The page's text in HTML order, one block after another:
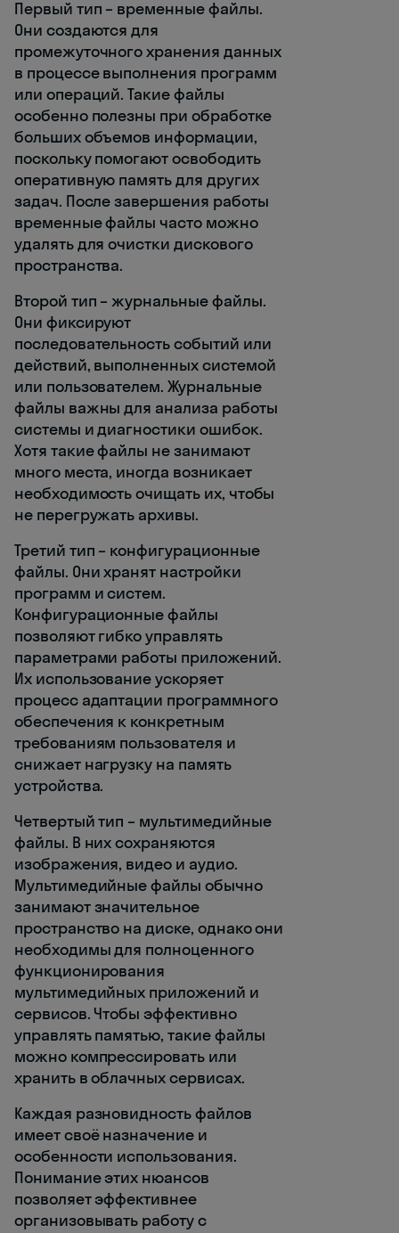
Первый тип – временные файлы.
Они создаются для
промежуточного хранения данных
в процессе выполнения программ
или операций. Такие файлы
особенно полезны при обработке
больших объемов информации,
поскольку помогают освободить
оперативную память для других
задач. После завершения работы
временные файлы часто можно
удалять для очистки дискового
пространства.
Второй тип – журнальные файлы.
Они фиксируют
последовательность событий или
действий, выполненных системой
или пользователем. Журнальные
файлы важны для анализа работы
системы и диагностики ошибок.
Хотя такие файлы не занимают
много места, иногда возникает
необходимость очищать их, чтобы
не перегружать архивы.
Третий тип – конфигурационные
файлы. Они хранят настройки
программ и систем.
Конфигурационные файлы
позволяют гибко управлять
параметрами работы приложений.
Их использование ускоряет
процесс адаптации программного
обеспечения к конкретным
требованиям пользователя и
снижает нагрузку на память
устройства.
Четвертый тип – мультимедийные
файлы. В них сохраняются
изображения, видео и аудио.
Мультимедийные файлы обычно
занимают значительное
пространство на диске, однако они
необходимы для полноценного
функционирования
мультимедийных приложений и
сервисов. Чтобы эффективно
управлять памятью, такие файлы
можно компрессировать или
хранить в облачных сервисах.
Каждая разновидность файлов
имеет своё назначение и
особенности использования.
Понимание этих нюансов
позволяет эффективнее
организовывать работу с